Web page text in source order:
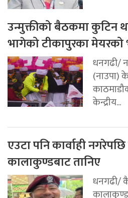
उन्मुक्तीको बैठकमा
भागेको टीकापुरका मेयरको
धनगढी/
(नाउपा)
केन्द्रीय...
एउटा पनि कार्वाही
कालाकुण्डबाट तानिए
धनगढी/